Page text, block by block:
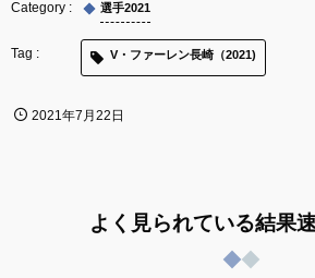
選手2021
V・ファーレン長崎（2021)
2021年7月22日
よく見られている結果